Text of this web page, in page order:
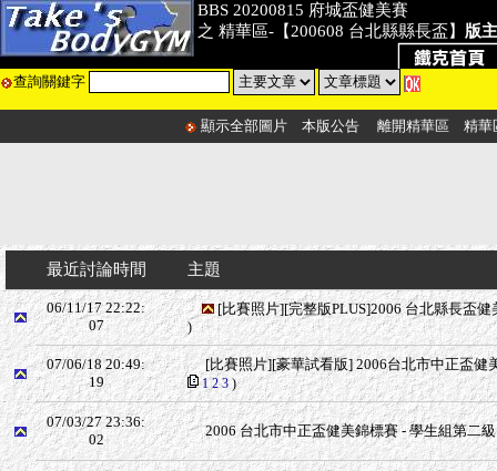
BBS 20200815 府城盃健美賽
之 精華區-【200608 台北縣縣長盃】 版
查詢關鍵字
顯示全部圖片 本版公告 離開精華區 精華
最近討論時間 主題
06/11/17 22:22:
07
[比賽照片][完整版PLUS]2006 台北縣長盃
)
07/06/18 20:49:
19
[比賽照片][豪華試看版] 2006台北市中正盃健
1 2 3)
07/03/27 23:36:
02
2006 台北市中正盃健美錦標賽 - 學生組第二